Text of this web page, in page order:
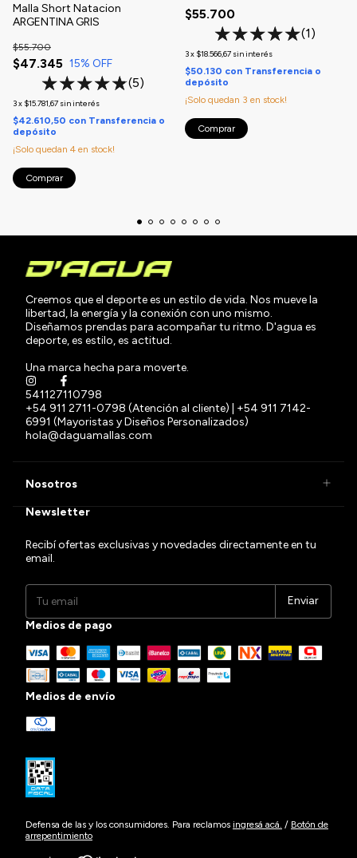
Malla Short Natacion
ARGENTINA GRIS
$47.345
$55.700
15% OFF
(5)
3x $15.781,67 sin interés
$42.610,50 con Transferencia o
depósito
¡Solo quedan 4 en stock!
Comprar
$55.700
(1)
3x $18.566,67 sin interés
$50.130 con Transferencia o
depósito
¡Solo quedan 3 en stock!
Comprar
Creemos que el deporte es un estilo de vida. Nos mueve la
libertad, la energía y la conexión con uno mismo.
Diseñamos prendas para acompañar tu ritmo. D'agua es
deporte, es estilo, es actitud.
Una marca hecha para moverte.
541127110798
+54 911 2711-0798 (Atención al cliente) | +54 911 7142-
6991 (Mayoristas y Diseños Personalizados)
hola@daguamallas.com
Nosotros
Newsletter
Recibí ofertas exclusivas y novedades directamente en tu
email.
Medios de pago
Medios de envío
Defensa de las y los consumidores. Para reclamos ingresá acá. / Botón de
arrepentimiento